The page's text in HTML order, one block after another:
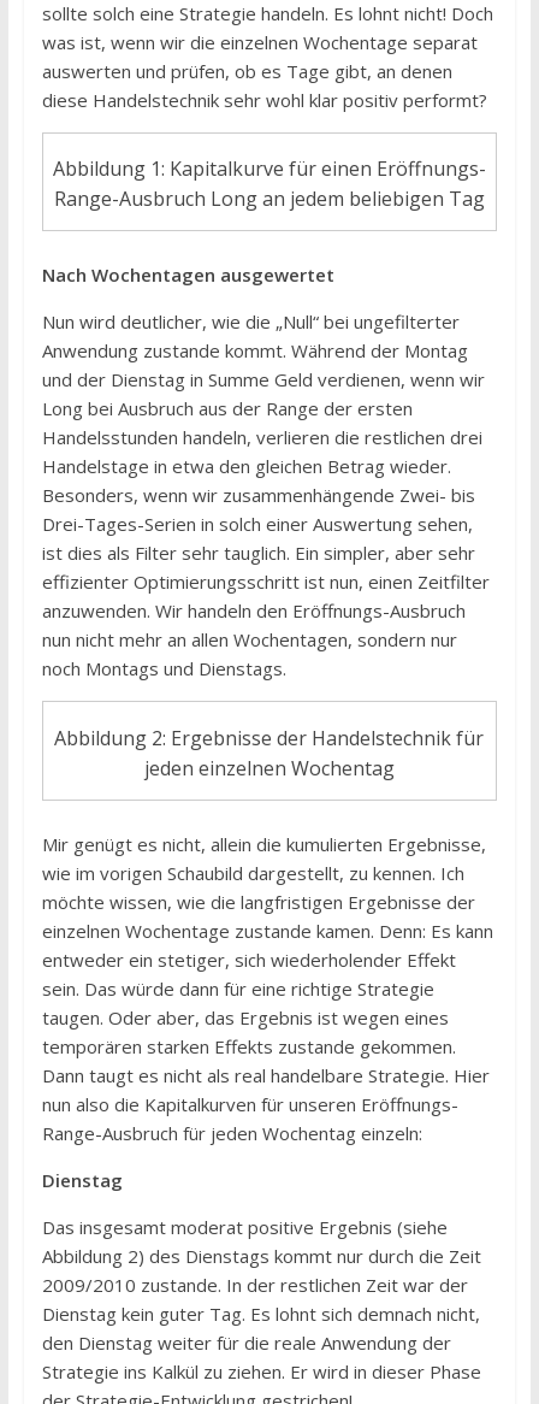
sollte solch eine Strategie handeln. Es lohnt nicht! Doch
was ist, wenn wir die einzelnen Wochentage separat
auswerten und prüfen, ob es Tage gibt, an denen
diese Handelstechnik sehr wohl klar positiv performt?
Abbildung 1: Kapitalkurve für einen Eröffnungs-
Range-Ausbruch Long an jedem beliebigen Tag
Nach Wochentagen ausgewertet
Nun wird deutlicher, wie die „Null“ bei ungefilterter
Anwendung zustande kommt. Während der Montag
und der Dienstag in Summe Geld verdienen, wenn wir
Long bei Ausbruch aus der Range der ersten
Handelsstunden handeln, verlieren die restlichen drei
Handelstage in etwa den gleichen Betrag wieder.
Besonders, wenn wir zusammenhängende Zwei- bis
Drei-Tages-Serien in solch einer Auswertung sehen,
ist dies als Filter sehr tauglich. Ein simpler, aber sehr
effizienter Optimierungsschritt ist nun, einen Zeitfilter
anzuwenden. Wir handeln den Eröffnungs-Ausbruch
nun nicht mehr an allen Wochentagen, sondern nur
noch Montags und Dienstags.
Abbildung 2: Ergebnisse der Handelstechnik für
jeden einzelnen Wochentag
Mir genügt es nicht, allein die kumulierten Ergebnisse,
wie im vorigen Schaubild dargestellt, zu kennen. Ich
möchte wissen, wie die langfristigen Ergebnisse der
einzelnen Wochentage zustande kamen. Denn: Es kann
entweder ein stetiger, sich wiederholender Effekt
sein. Das würde dann für eine richtige Strategie
taugen. Oder aber, das Ergebnis ist wegen eines
temporären starken Effekts zustande gekommen.
Dann taugt es nicht als real handelbare Strategie. Hier
nun also die Kapitalkurven für unseren Eröffnungs-
Range-Ausbruch für jeden Wochentag einzeln:
Dienstag
Das insgesamt moderat positive Ergebnis (siehe
Abbildung 2) des Dienstags kommt nur durch die Zeit
2009/2010 zustande. In der restlichen Zeit war der
Dienstag kein guter Tag. Es lohnt sich demnach nicht,
den Dienstag weiter für die reale Anwendung der
Strategie ins Kalkül zu ziehen. Er wird in dieser Phase